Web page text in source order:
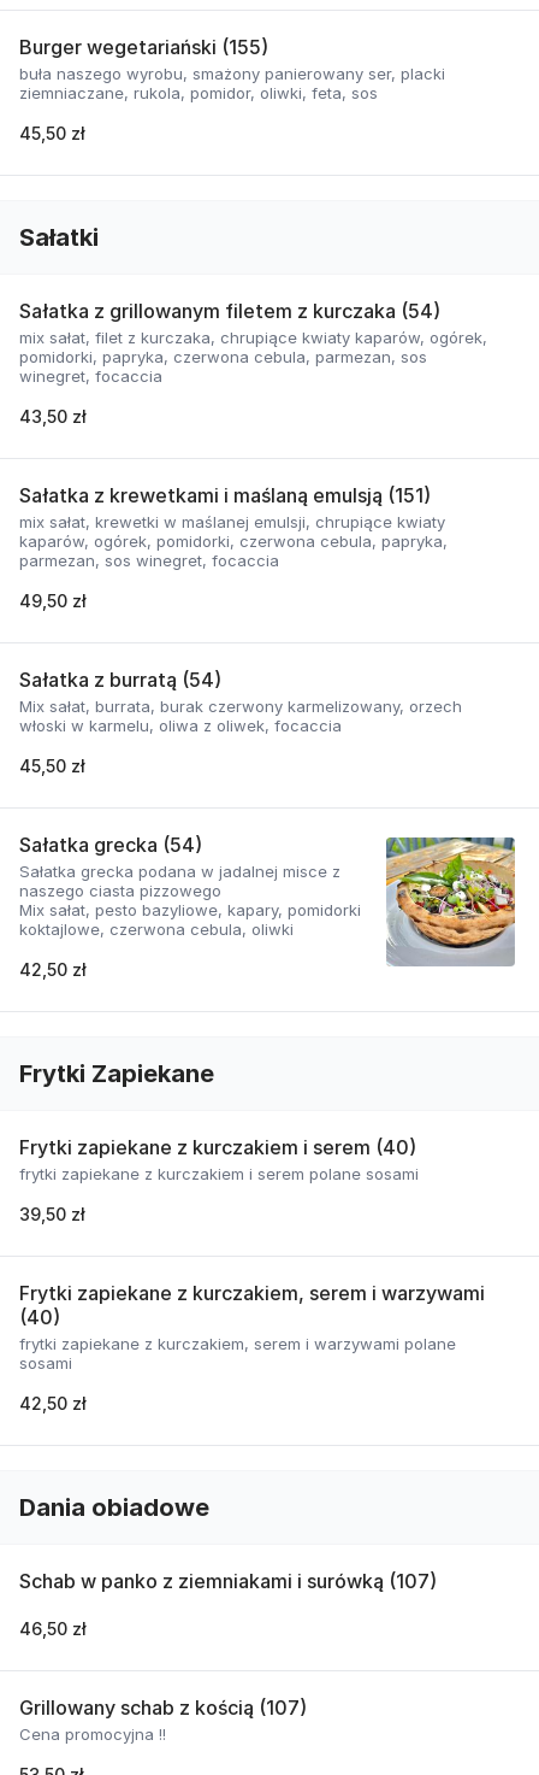
Burger wegetariański (155)
buła naszego wyrobu, smażony panierowany ser, placki
ziemniaczane, rukola, pomidor, oliwki, feta, sos
45,50 zł
Sałatki
Sałatka z grillowanym filetem z kurczaka (54)
mix sałat, filet z kurczaka, chrupiące kwiaty kaparów, ogórek,
pomidorki, papryka, czerwona cebula, parmezan, sos
winegret, focaccia
43,50 zł
Sałatka z krewetkami i maślaną emulsją (151)
mix sałat, krewetki w maślanej emulsji, chrupiące kwiaty
kaparów, ogórek, pomidorki, czerwona cebula, papryka,
parmezan, sos winegret, focaccia
49,50 zł
Sałatka z burratą (54)
Mix sałat, burrata, burak czerwony karmelizowany, orzech
włoski w karmelu, oliwa z oliwek, focaccia
45,50 zł
Sałatka grecka (54)
Sałatka grecka podana w jadalnej misce z
naszego ciasta pizzowego
Mix sałat, pesto bazyliowe, kapary, pomidorki
koktajlowe, czerwona cebula, oliwki
42,50 zł
Frytki Zapiekane
Frytki zapiekane z kurczakiem i serem (40)
frytki zapiekane z kurczakiem i serem polane sosami
39,50 zł
Frytki zapiekane z kurczakiem, serem i warzywami
(40)
frytki zapiekane z kurczakiem, serem i warzywami polane
sosami
42,50 zł
Dania obiadowe
Schab w panko z ziemniakami i surówką (107)
46,50 zł
Grillowany schab z kością (107)
Cena promocyjna !!